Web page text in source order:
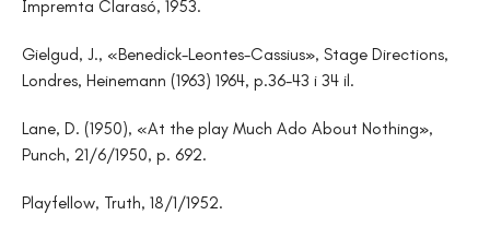
Impremta Clarasó, 1953.
Gielgud, J., «Benedick-Leontes-Cassius», Stage Directions,
Londres, Heinemann (1963) 1964, p.36-43 i 34 il.
Lane, D. (1950), «At the play Much Ado About Nothing»,
Punch, 21/6/1950, p. 692.
Playfellow, Truth, 18/1/1952.